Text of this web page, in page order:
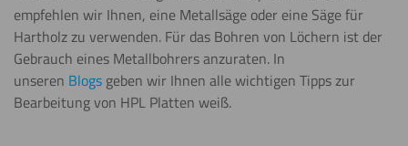
empfehlen wir Ihnen, eine Metallsäge oder eine Säge für
Hartholz zu verwenden. Für das Bohren von Löchern ist der
Gebrauch eines Metallbohrers anzuraten. In
unseren Blogs geben wir Ihnen alle wichtigen Tipps zur
Bearbeitung von HPL Platten weiß.